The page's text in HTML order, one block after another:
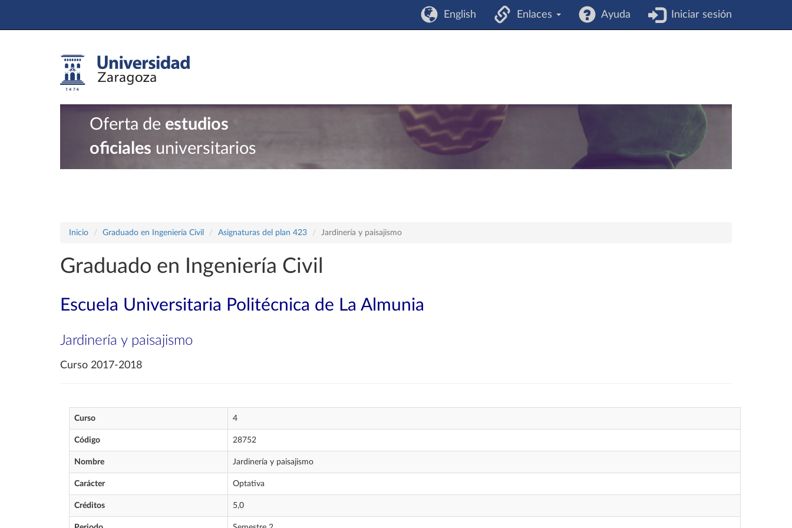
English Enlaces Ayuda Iniciar sesión
Oferta de estudios
oficiales universitarios
Inicio Graduado en Ingeniería Civil Asignaturas del plan 423 Jardinería y paisajismo
Graduado en Ingeniería Civil
Escuela Universitaria Politécnica de La Almunia
Jardinería y paisajismo
Curso 2017-2018
Curso 4
Código 28752
Nombre Jardinería y paisajismo
Carácter Optativa
Créditos 5,0